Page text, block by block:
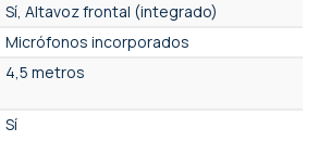
Sí, Altavoz frontal (integrado)
Micrófonos incorporados
4,5 metros
Sí